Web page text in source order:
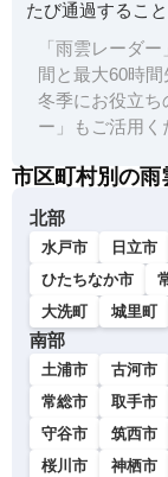
たび通過するこ
「雨雲レーダ
間と最大60時間
冬季にお役立
ー」もご活用く
市区町村別の雨
北部
水戸市 日立市
ひたちなか市
大洗町
城里町
南部
土浦市 古河市
常総市
取手市
守谷市
筑西市
桜川市
神栖市